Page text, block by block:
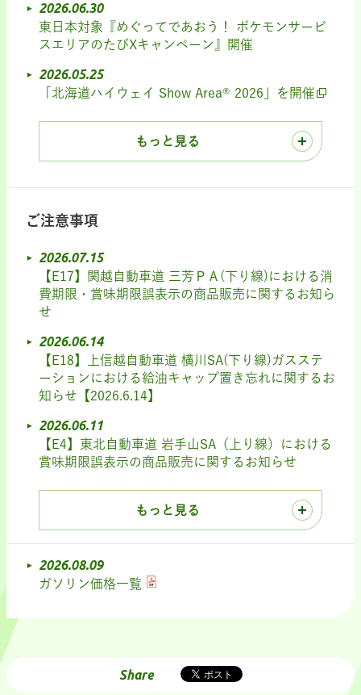
2026.06.30
東日本対象『めぐってであおう！ ポケモンサービ
スエリアのたびXキャンペーン』開催
2026.05.25
「北海道ハイウェイ Show Area® 2026」を開催
もっと見る
ご注意事項
2026.07.15
【E17】関越自動車道 三芳ＰＡ(下り線)における消
費期限・賞味期限誤表示の商品販売に関するお知ら
せ
2026.06.14
【E18】上信越自動車道 横川SA(下り線)ガスステ
ーションにおける給油キャップ置き忘れに関するお
知らせ【2026.6.14】
2026.06.11
【E4】東北自動車道 岩手山SA（上り線）における
賞味期限誤表示の商品販売に関するお知らせ
もっと見る
2026.08.09
ガソリン価格一覧
Share